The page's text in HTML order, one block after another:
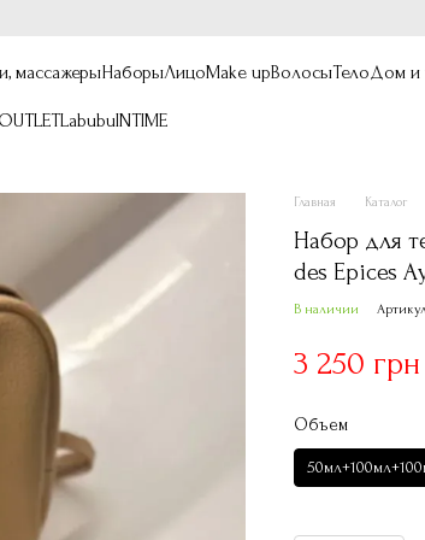
массажерыНаборыЛицоMake upВолосыТелоДом и
OUTLETLabubuINTIME
Главная Каталог
Набор для
des Epices
В наличии
3 250 грн
Объем